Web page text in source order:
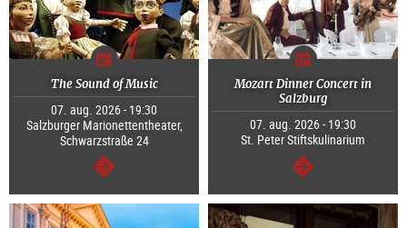
The Sound of Music
07. aug. 2026 - 19:30
Salzburger Marionettentheater,
Schwarzstraße 24
Tovább
Mozart Dinner Concert in
Salzburg
07. aug. 2026 - 19:30
St. Peter Stiftskulinarium
Tovább